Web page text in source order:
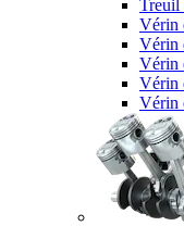
Treuil
Vérin
Vérin
Vérin
Vérin
Vérin